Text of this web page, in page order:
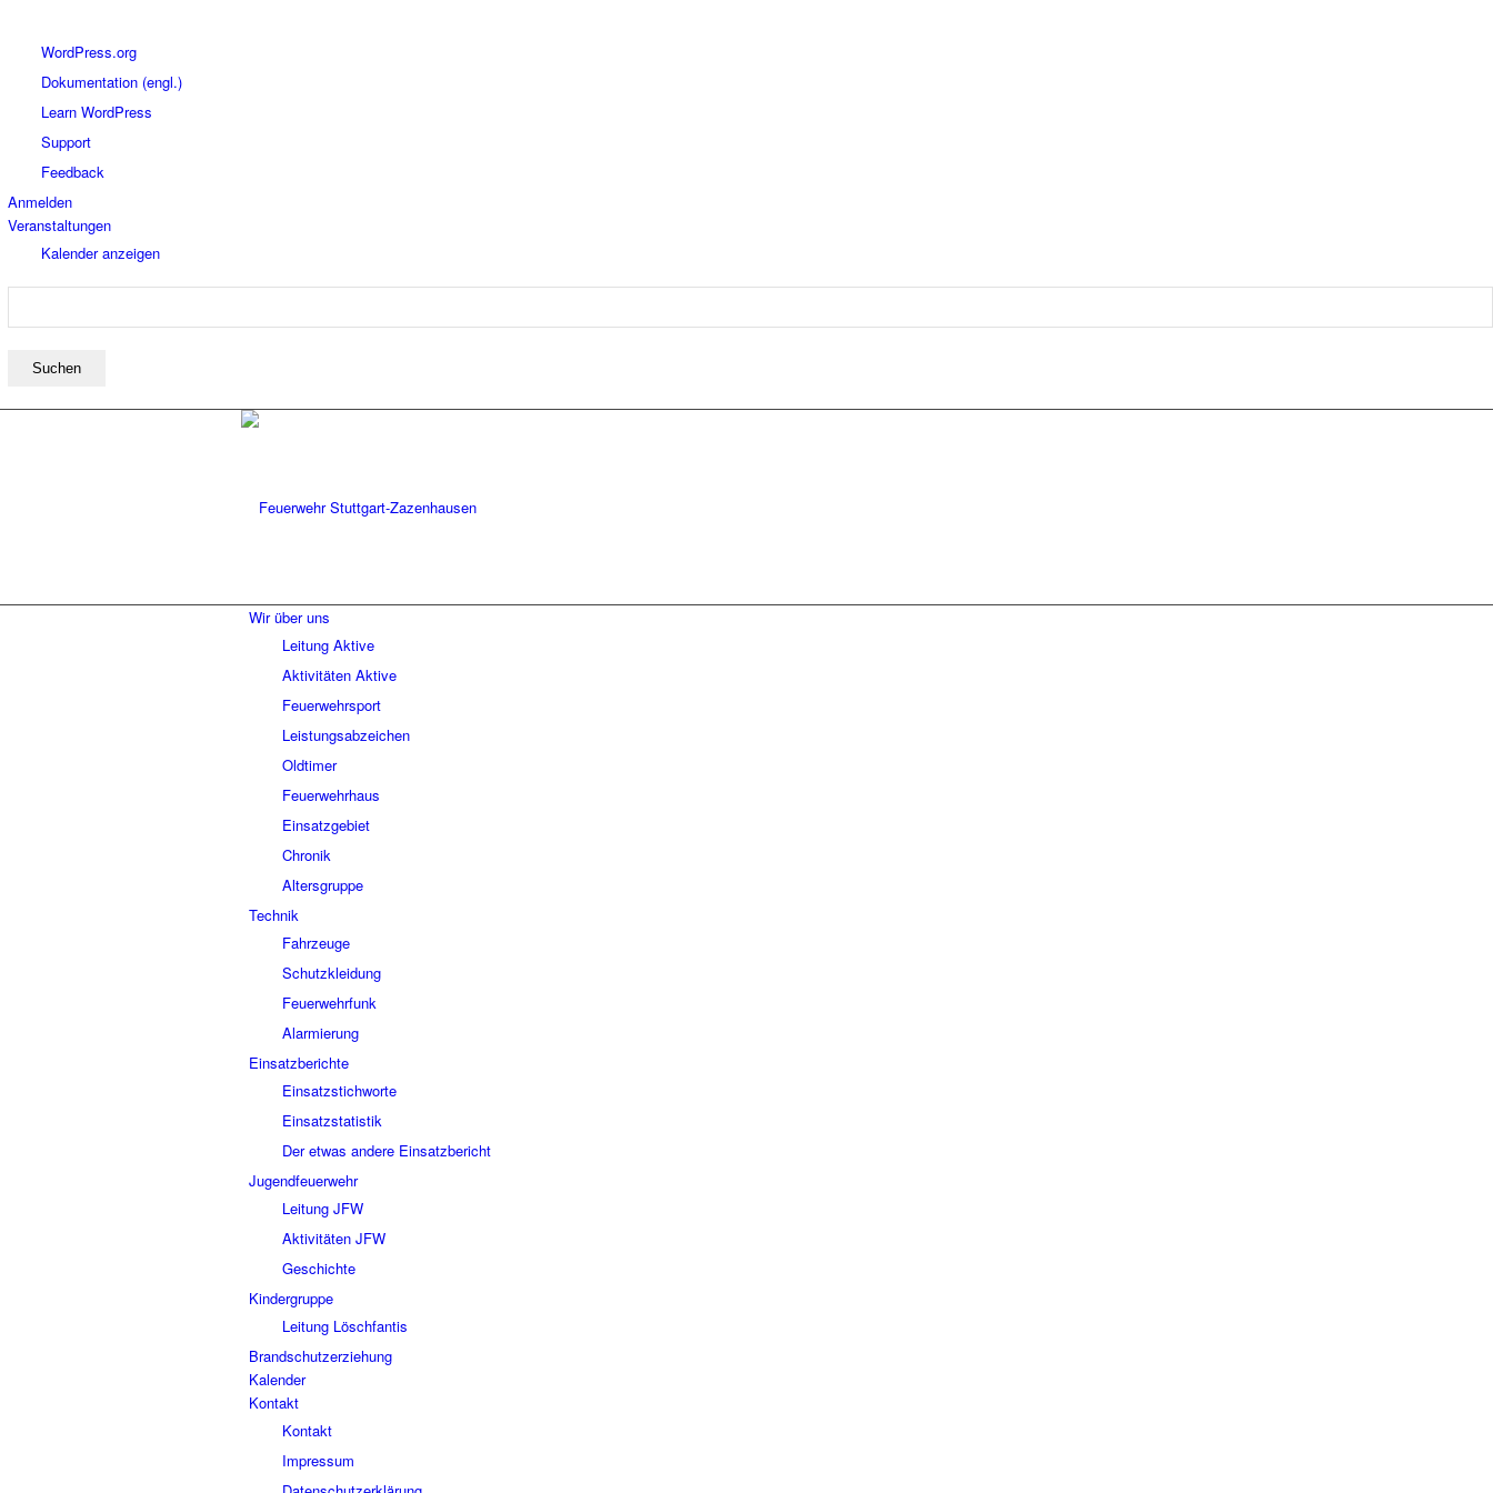
WordPress
WordPress.org
Dokumentation (engl.)
Learn WordPress
Support
Feedback
Anmelden
Veranstaltungen
Kalender anzeigen
Suchen
Wir über uns
Leitung Aktive
Aktivitäten Aktive
Feuerwehrsport
Leistungsabzeichen
Oldtimer
Feuerwehrhaus
Einsatzgebiet
Chronik
Altersgruppe
Technik
Fahrzeuge
Schutzkleidung
Feuerwehrfunk
Alarmierung
Einsatzberichte
Einsatzstichworte
Einsatzstatistik
Der etwas andere Einsatzbericht
Jugendfeuerwehr
Leitung JFW
Aktivitäten JFW
Geschichte
Kindergruppe
Leitung Löschfantis
Brandschutzerziehung
Kalender
Kontakt
Kontakt
Impressum